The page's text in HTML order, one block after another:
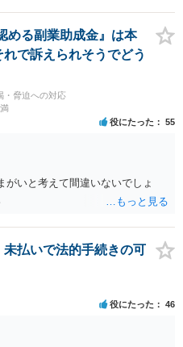
める副業助成金』は本
で訴えられそうでどう
・脅迫への対応
役にたった 55
がいと考えて間違いないでしょ
払いで法的手続きの可
役にたった 46